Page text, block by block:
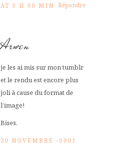
AT 0 H 00 MIN Répondre
Arwen
je les ai mis sur mon tumblr
et le rendu est encore plus
joli à cause du format de
l’image!
Bises.
30 NOVEMBRE -0001